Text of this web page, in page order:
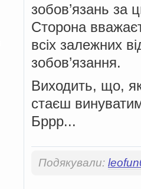
зобов’язань за
Сторона
всіх залежних
зобов’язання.
Виходить, що,
стаєш
Бррр...
Подякували: